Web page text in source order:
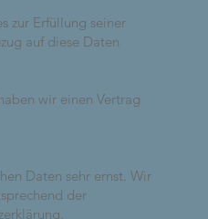
zur Erfüllung seiner
auf diese Daten
wir einen Vertrag
Daten sehr ernst. Wir
der